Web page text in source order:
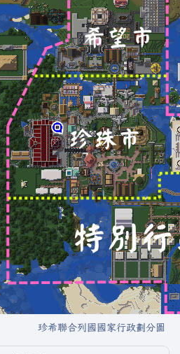
珍希聯合列國國家行政劃分圖